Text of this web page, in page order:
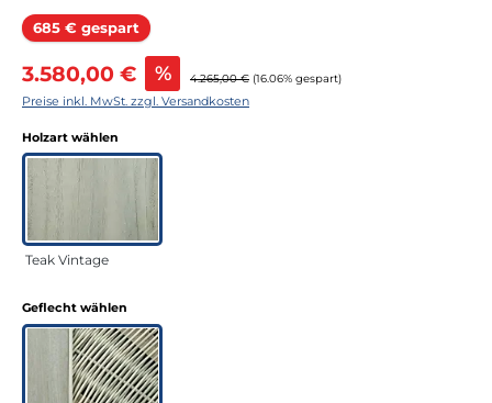
685 € gespart Rabatt
Verkaufspreis:
3.580,00 € % Regulärer Preis:
4.265,00 € (16.06% gespart)
Preise inkl. MwSt. zzgl. Versandkosten
Holzart wählen
Teak Vintage
Geflecht wählen